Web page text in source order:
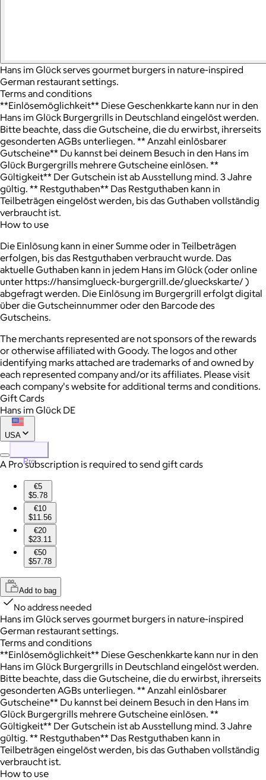
Hans im Glück serves gourmet burgers in nature-inspired
German restaurant settings.
Terms and conditions
**Einlösemöglichkeit** Diese Geschenkkarte kann nur in den
Hans im Glück Burgergrills in Deutschland eingelöst werden.
Bitte beachte, dass die Gutscheine, die du erwirbst, ihrerseits
gesonderten AGBs unterliegen. ** Anzahl einlösbarer
Gutscheine** Du kannst bei deinem Besuch in den Hans im
Glück Burgergrills mehrere Gutscheine einlösen. **
Gültigkeit** Der Gutschein ist ab Ausstellung mind. 3 Jahre
gültig. ** Restguthaben** Das Restguthaben kann in
Teilbeträgen eingelöst werden, bis das Guthaben vollständig
verbraucht ist.
How to use
Die Einlösung kann in einer Summe oder in Teilbeträgen
erfolgen, bis das Restguthaben verbraucht wurde. Das
aktuelle Guthaben kann in jedem Hans im Glück (oder online
unter https://hansimglueck-burgergrill.de/glueckskarte/ )
abgefragt werden. Die Einlösung im Burgergrill erfolgt digital
über die Gutscheinnummer oder den Barcode des
Gutscheins.
The merchants represented are not sponsors of the rewards
or otherwise affiliated with Goody. The logos and other
identifying marks attached are trademarks of and owned by
each represented company and/or its affiliates. Please visit
each company's website for additional terms and conditions.
Gift Cards
Hans im Glück DE
USA
Pro
A Pro subscription is required to send gift cards
€5
$5.78
€10
$11.56
€20
$23.11
€50
$57.78
Add to bag
No address needed
Hans im Glück serves gourmet burgers in nature-inspired
German restaurant settings.
Terms and conditions
**Einlösemöglichkeit** Diese Geschenkkarte kann nur in den
Hans im Glück Burgergrills in Deutschland eingelöst werden.
Bitte beachte, dass die Gutscheine, die du erwirbst, ihrerseits
gesonderten AGBs unterliegen. ** Anzahl einlösbarer
Gutscheine** Du kannst bei deinem Besuch in den Hans im
Glück Burgergrills mehrere Gutscheine einlösen. **
Gültigkeit** Der Gutschein ist ab Ausstellung mind. 3 Jahre
gültig. ** Restguthaben** Das Restguthaben kann in
Teilbeträgen eingelöst werden, bis das Guthaben vollständig
verbraucht ist.
How to use